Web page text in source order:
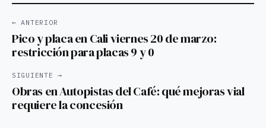
← ANTERIOR
Pico y placa en Cali viernes 20 de marzo:
restricción para placas 9 y 0
SIGUIENTE →
Obras en Autopistas del Café: qué mejoras vial
requiere la concesión